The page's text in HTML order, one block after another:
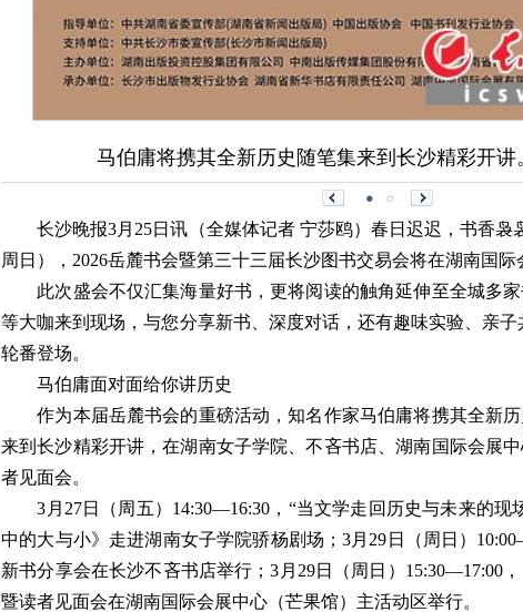
马伯庸将携其全新历史随笔集来到长沙精彩开讲
长沙晚报3月25日讯（全媒体记者 宁莎鸥）春日迟迟，书香袅
周日），2026岳麓书会暨第三十三届长沙图书交易会将在湖南国际
此次盛会不仅汇集海量好书，更将阅读的触角延伸至全城多家
等大咖来到现场，与您分享新书、深度对话，还有趣味实验、亲子
轮番登场。
马伯庸面对面给你讲历史
作为本届岳麓书会的重磅活动，知名作家马伯庸将携其全新历
来到长沙精彩开讲，在湖南女子学院、不吝书店、湖南国际会展
者见面会。
3月27日（周五）14:30—16:30，“当文学走回历史与未来的现
中的大与小》走进湖南女子学院骄杨剧场；3月29日（周日）
新书分享会在长沙不吝书店举行；3月29日（周日）15:30—17:00
暨读者见面会在湖南国际会展中心（芒果馆）主活动区举行。